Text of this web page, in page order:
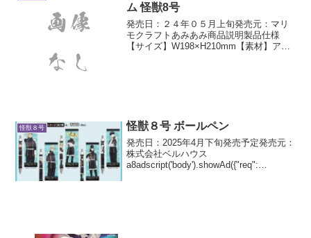
ム 怪獣8号
発売日：２４年０５月上旬発売元：マリ
モクラフトあみあみ商品説明製品仕様
【サイズ】W198×H210mm【素材】アク
怪獣８号 怪獣８号 ボールペン
発売日：2025年4月下旬発売予定発売元：
株式会社ベルハウス
a8adscript('body').showAd({"req":